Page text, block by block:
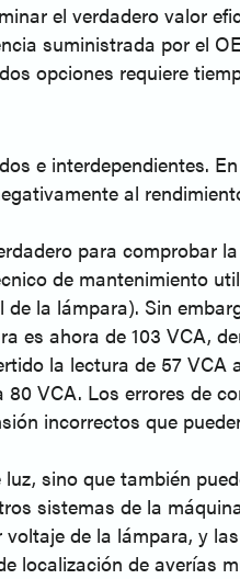
el verdadero valor
suministrada por el
opciones requiere
e interdependientes.
al
para comprobar
de mantenimiento
la lámpara). Sin
es ahora de 103 VCA,
la lectura de 57 VCA
VCA. Los errores de
incorrectos que
sino que también
sistemas de la
de la lámpara, y
localización de averías